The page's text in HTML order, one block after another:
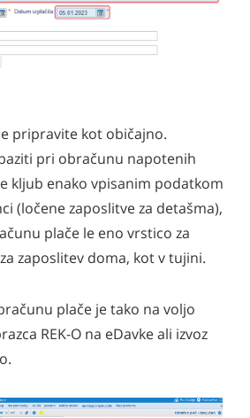
pripravite kot običajno.
pri obračunu napotenih
kljub enako vpisanim podatkom
(ločene zaposlitve za detašma),
plače le eno vrstico za
zaposlitev doma, kot v tujini.
plače je tako na voljo
REK-O na eDavke ali izvoz